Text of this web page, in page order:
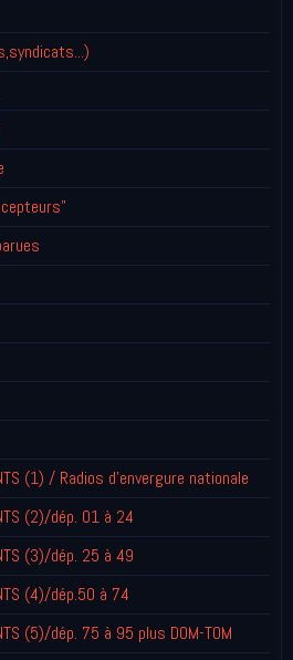
(1) / Radios d'envergure nationale
(2)/dép. 01 à 24
(3)/dép. 25 à 49
(4)/dép.50 à 74
(5)/dép. 75 à 95 plus DOM-TOM